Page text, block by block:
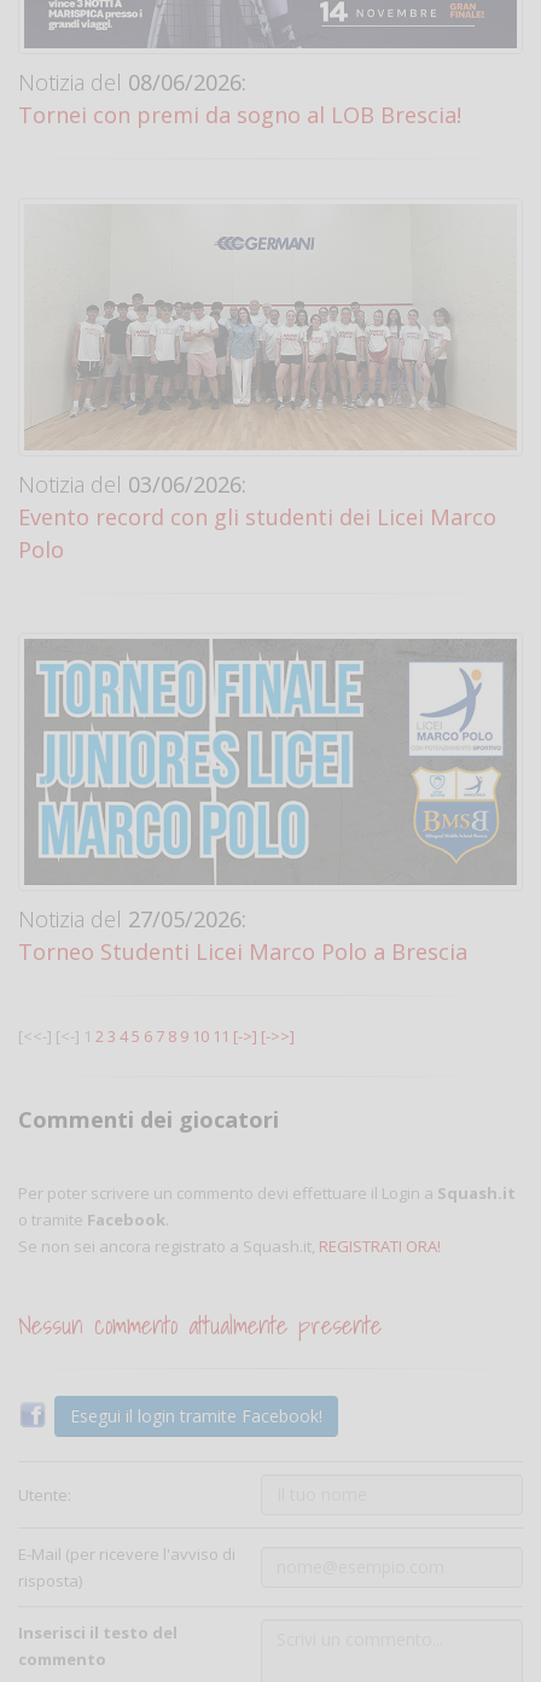
Notizia del 08/06/2026:
Tornei con premi da sogno al LOB Brescia!
Notizia del 03/06/2026:
Evento record con gli studenti dei Licei Marco
Polo
Notizia del 27/05/2026:
Torneo Studenti Licei Marco Polo a Brescia
[<<-] [<-] 1 2 3 45 6 7 8 9 10 11 [->] [->>]
Commenti dei giocatori
Per poter scrivere un commento devi effettuare il Login a Squash.it
o tramite Facebook.
Se non sei ancora registrato a Squash.it, REGISTRATI ORA!
Nessun commento attualmente presente
Esegui il login tramite Facebook!
Utente:
E-Mail (per ricevere l'avviso di
risposta)
Inserisci il testo del
commento